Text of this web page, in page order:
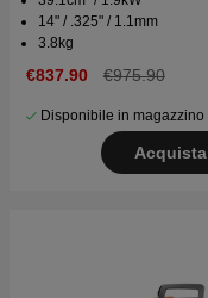
14" / .325" / 1.1mm
3.8kg
€837.90 €975.90
Disponibile in magazzino
Acquista